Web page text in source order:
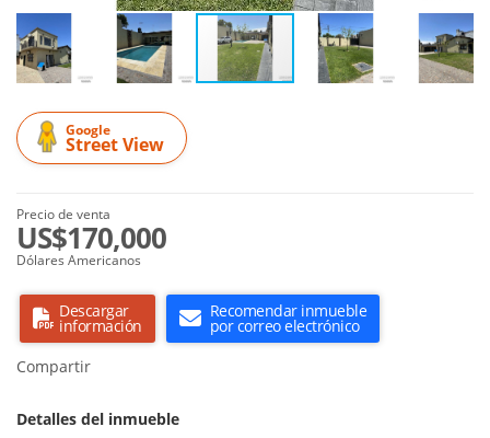
Google
Street View
Precio de venta
US$170,000
Dólares Americanos
Descargar
información
Recomendar inmueble
por correo electrónico
Compartir
Detalles del inmueble